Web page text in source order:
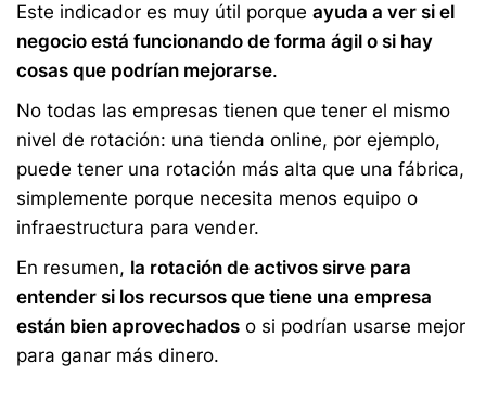
Este indicador es muy útil porque ayuda a ver si el
negocio está funcionando de forma ágil o si hay
cosas que podrían mejorarse.
No todas las empresas tienen que tener el mismo
nivel de rotación: una tienda online, por ejemplo,
puede tener una rotación más alta que una fábrica,
simplemente porque necesita menos equipo o
infraestructura para vender.
En resumen, la rotación de activos sirve para
entender si los recursos que tiene una empresa
están bien aprovechados o si podrían usarse mejor
para ganar más dinero.